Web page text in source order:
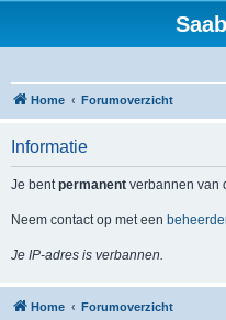
Home Forumoverzicht
Informatie
Je bentpermanent verbannen van
Neem contact op met een
Je IP-adres is verbannen.
Home Forumoverzicht